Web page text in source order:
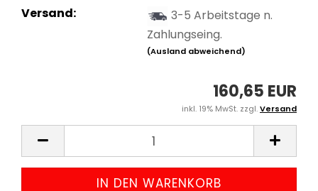
Versand:
3-5 Arbeitstage n.
Zahlungseing.
(Ausland abweichend)
160,65 EUR
inkl. 19% MwSt. zzgl.Versand